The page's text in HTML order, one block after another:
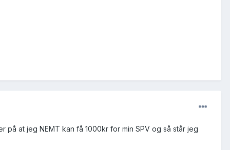
at jeg NEMT kan få 1000kr for min SPV og så står jeg